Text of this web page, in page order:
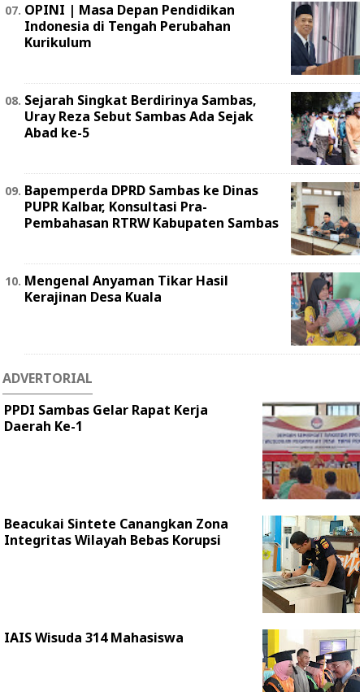
OPINI | Masa Depan Pendidikan
Indonesia di Tengah Perubahan
Kurikulum
Sejarah Singkat Berdirinya Sambas,
Uray Reza Sebut Sambas Ada Sejak
Abad ke-5
Bapemperda DPRD Sambas ke Dinas
PUPR Kalbar, Konsultasi Pra-
Pembahasan RTRW Kabupaten Sambas
Mengenal Anyaman Tikar Hasil
Kerajinan Desa Kuala
ADVERTORIAL
PPDI Sambas Gelar Rapat Kerja
Daerah Ke-1
Beacukai Sintete Canangkan Zona
Integritas Wilayah Bebas Korupsi
IAIS Wisuda 314 Mahasiswa